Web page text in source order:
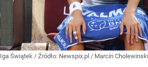
Iga Świątek / Źródło: Newspix.pl / Marcin Cholewinski